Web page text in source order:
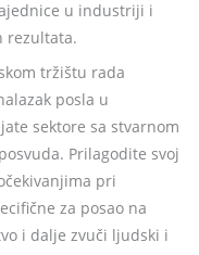
u industriji i
rezultata.
tržištu rada
posla u
sektore sa stvarnom
Prilagodite svoj
pri
za posao na
i dalje zvuči ljudski i